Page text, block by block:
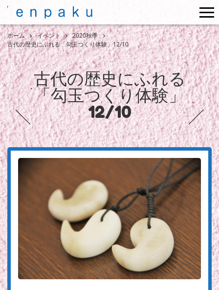
ホーム イベント
2020秋季
古代の歴史にふれる「勾玉つくり体験」12/10
古代の歴史にふれる
「勾玉つくり体験」
12/10